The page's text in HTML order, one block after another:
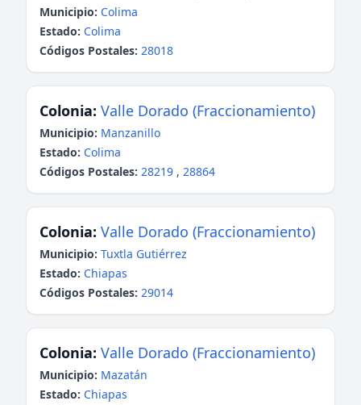
Municipio: Colima
Estado: Colima
Códigos Postales: 28018
Colonia: Valle Dorado (Fraccionamiento)
Municipio: Manzanillo
Estado: Colima
Códigos Postales: 28219 , 28864
Colonia: Valle Dorado (Fraccionamiento)
Municipio: Tuxtla Gutiérrez
Estado: Chiapas
Códigos Postales: 29014
Colonia: Valle Dorado (Fraccionamiento)
Municipio: Mazatán
Estado: Chiapas